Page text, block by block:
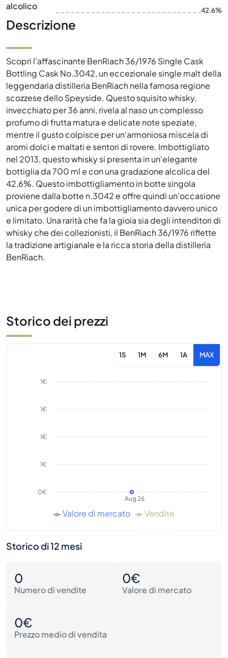
alcolico
42.6%
Descrizione
Scopri l'affascinante BenRiach 36/1976 Single Cask
Bottling Cask No.3042, un eccezionale single malt della
leggendaria distilleria BenRiach nella famosa regione
scozzese dello Speyside. Questo squisito whisky,
invecchiato per 36 anni, rivela al naso un complesso
profumo di frutta matura e delicate note speziate,
mentre il gusto colpisce per un'armoniosa miscela di
aromi dolci e maltati e sentori di rovere. Imbottigliato
nel 2013, questo whisky si presenta in un'elegante
bottiglia da 700 ml e con una gradazione alcolica del
42,6%. Questo imbottigliamento in botte singola
proviene dalla botte n.3042 e offre quindi un'occasione
unica per godere di un imbottigliamento davvero unico
e limitato. Una rarità che fa la gioia sia degli intenditori di
whisky che dei collezionisti, il BenRiach 36/1976 riflette
la tradizione artigianale e la ricca storia della distilleria
BenRiach.
Storico dei prezzi
1S 1M 6M 1A MAX
Aug 26
0€
1€
1€
1€
1€
Valore di mercato Vendite
Storico di 12 mesi
0
Numero di vendite
0€
Valore di mercato
0€
Prezzo medio di vendita